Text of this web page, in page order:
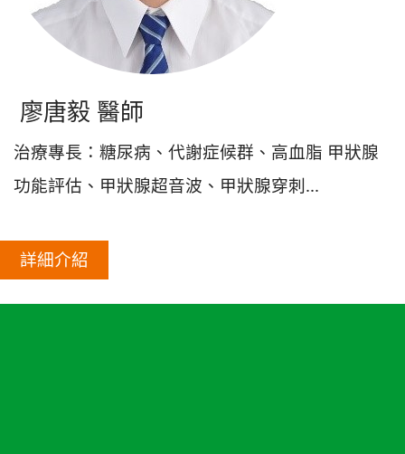
廖唐毅 醫師
治療專長： 糖尿病、代謝症候群、高血脂 甲狀腺
功能評估、甲狀腺超音波、甲狀腺穿刺...
詳細介紹